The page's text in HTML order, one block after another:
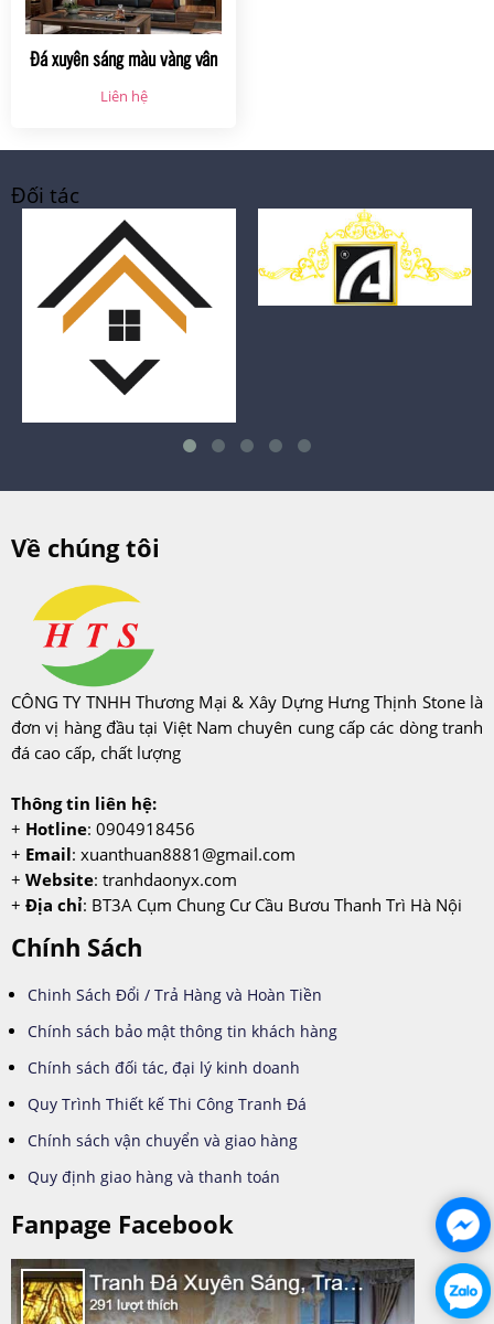
Đá xuyên sáng màu vàng vân
Liên hệ
Đối tác
Về chúng tôi
CÔNG TY TNHH Thương Mại & Xây Dựng Hưng Thịnh Stone là
đơn vị hàng đầu tại Việt Nam chuyên cung cấp các dòng tranh
đá cao cấp, chất lượng
Thông tin liên hệ:
+ Hotline: 0904918456
+ Email: xuanthuan8881@gmail.com
+ Website: tranhdaonyx.com
+ Địa chỉ: BT3A Cụm Chung Cư Cầu Bươu Thanh Trì Hà Nội
Chính Sách
Chinh Sách Đổi / Trả Hàng và Hoàn Tiền
Chính sách bảo mật thông tin khách hàng
Chính sách đối tác, đại lý kinh doanh
Quy Trình Thiết kế Thi Công Tranh Đá
Chính sách vận chuyển và giao hàng
Quy định giao hàng và thanh toán
Fanpage Facebook